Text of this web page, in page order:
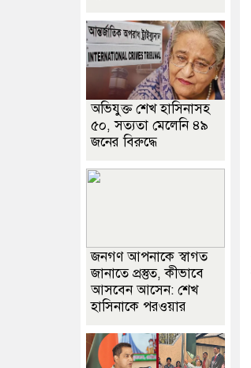
অভিযুক্ত শেখ হাসিনাসহ
৫০, সত্যতা মেলেনি ৪৯
জনের বিরুদ্ধে
জনগণ আপনাকে স্বাগত
জানাতে প্রস্তুত, কীভাবে
আসবেন আসেন: শেখ
হাসিনাকে পরওয়ার